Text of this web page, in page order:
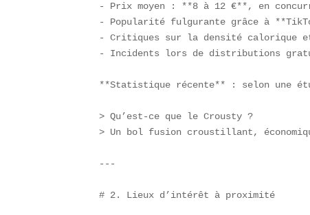
- Prix moyen : **8 à 12 €**, en
- Popularité fulgurante grâce à
- Critiques sur la densité calorique
- Incidents lors de distributions
**Statistique récente** : selon une
> Qu’est-ce que le Crousty ?
> Un bol fusion croustillant,
---
# 2. Lieux d’intérêt à proximité